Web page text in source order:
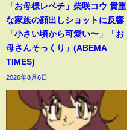
「お母様レベチ」柴咲コウ 貴重
な家族の顔出しショットに反響
「小さい頃から可愛い〜」「お
母さんそっくり」(ABEMA
TIMES)
2026年8月6日